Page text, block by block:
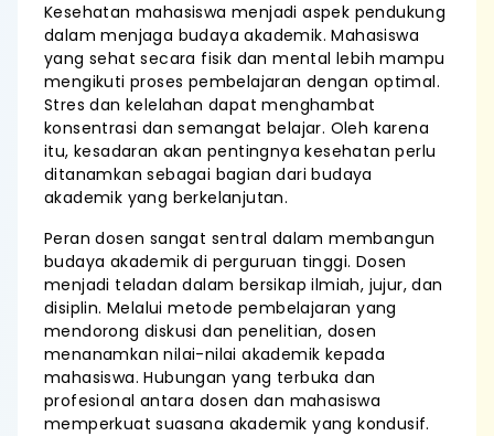
Kesehatan mahasiswa menjadi aspek pendukung
dalam menjaga budaya akademik. Mahasiswa
yang sehat secara fisik dan mental lebih mampu
mengikuti proses pembelajaran dengan optimal.
Stres dan kelelahan dapat menghambat
konsentrasi dan semangat belajar. Oleh karena
itu, kesadaran akan pentingnya kesehatan perlu
ditanamkan sebagai bagian dari budaya
akademik yang berkelanjutan.
Peran dosen sangat sentral dalam membangun
budaya akademik di perguruan tinggi. Dosen
menjadi teladan dalam bersikap ilmiah, jujur, dan
disiplin. Melalui metode pembelajaran yang
mendorong diskusi dan penelitian, dosen
menanamkan nilai-nilai akademik kepada
mahasiswa. Hubungan yang terbuka dan
profesional antara dosen dan mahasiswa
memperkuat suasana akademik yang kondusif.